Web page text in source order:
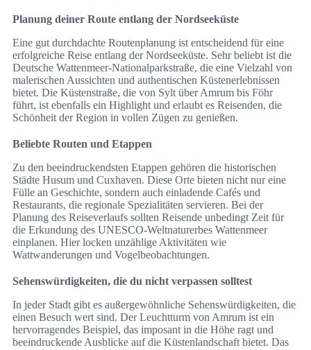
Planung deiner Route entlang der Nordseeküste
Eine gut durchdachte Routenplanung ist entscheidend für eine
erfolgreiche Reise entlang der Nordseeküste. Sehr beliebt ist die
Deutsche Wattenmeer-Nationalparkstraße, die eine Vielzahl von
malerischen Aussichten und authentischen Küstenerlebnissen
bietet. Die Küstenstraße, die von Sylt über Amrum bis Föhr
führt, ist ebenfalls ein Highlight und erlaubt es Reisenden, die
Schönheit der Region in vollen Zügen zu genießen.
Beliebte Routen und Etappen
Zu den beeindruckendsten Etappen gehören die historischen
Städte Husum und Cuxhaven. Diese Orte bieten nicht nur eine
Fülle an Geschichte, sondern auch einladende Cafés und
Restaurants, die regionale Spezialitäten servieren. Bei der
Planung des Reiseverlaufs sollten Reisende unbedingt Zeit für
die Erkundung des UNESCO-Weltnaturerbes Wattenmeer
einplanen. Hier locken unzählige Aktivitäten wie
Wattwanderungen und Vogelbeobachtungen.
Sehenswürdigkeiten, die du nicht verpassen solltest
In jeder Stadt gibt es außergewöhnliche Sehenswürdigkeiten, die
einen Besuch wert sind. Der Leuchtturm von Amrum ist ein
hervorragendes Beispiel, das imposant in die Höhe ragt und
beeindruckende Ausblicke auf die Küstenlandschaft bietet. Das